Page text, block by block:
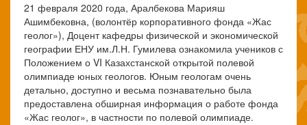
21 февраля 2020 года, Аралбекова Марияш
Ашимбековна, (волонтёр корпоративного фонда «Жас
геолог»), Доцент кафедры физической и экономической
географии ЕНУ им.Л.Н. Гумилева ознакомила учеников с
Положением о VI Казахстанской открытой полевой
олимпиаде юных геологов. Юным геологам очень
детально, доступно и весьма познавательно была
предоставлена обширная информация о работе фонда
«Жас геолог», в частности по полевой олимпиаде.